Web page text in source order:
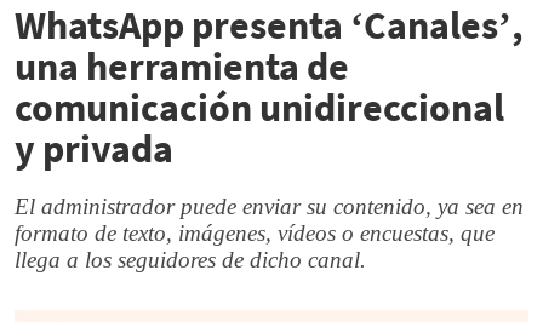
WhatsApp presenta ‘Canales’,
una herramienta de
comunicación unidireccional
y privada
El administrador puede enviar su contenido, ya sea en
formato de texto, imágenes, vídeos o encuestas, que
llega a los seguidores de dicho canal.